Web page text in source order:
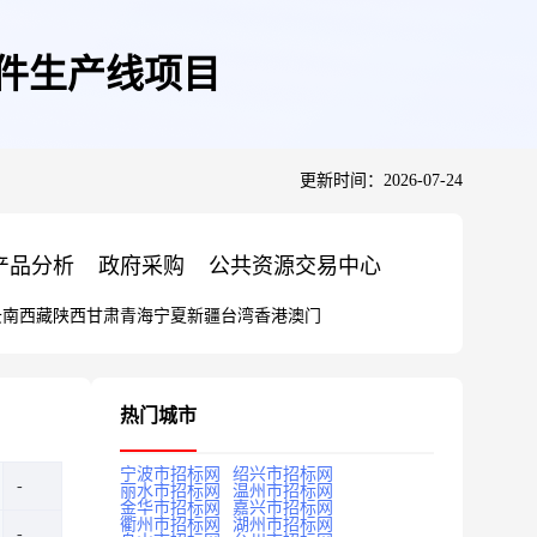
生产线项目
更新时间：2026-07-24
品分析 政府采购 公共资源交易中心
西藏陕西甘肃青海宁夏新疆台湾香港澳门
热门城市
宁波市招标网
绍兴市招标网
丽水市招标网
温州市招标网
金华市招标网
嘉兴市招标网
衢州市招标网
湖州市招标网